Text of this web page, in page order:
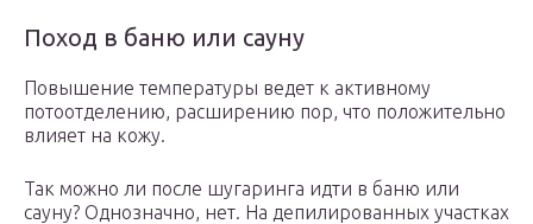
Поход в баню или сауну
Повышение температуры ведет к активному
потоотделению, расширению пор, что положительно
влияет на кожу.
Так можно ли после шугаринга идти в баню или
сауну? Однозначно, нет. На депилированных участках